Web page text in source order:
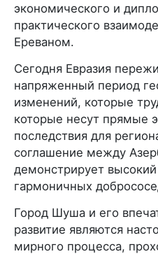
экономического и
практического
Ереваном.
Сегодня Евразия
напряженный период
изменений, которые
которые несут прямые
последствия для
соглашение между
демонстрирует
гармоничных
Город Шуша и его
развитие являются
мирного процесса,